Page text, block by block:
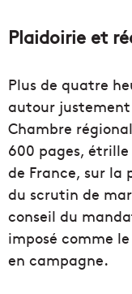
Plaidoirie et
Plus de quatre
autour
Chambre
600 pages,
de France, sur la
du scrutin de
conseil du
imposé comme
en campagne.